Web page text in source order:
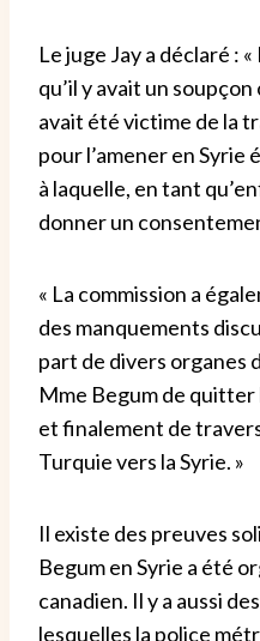
Le juge Jay a déclaré :
qu’il y avait un
avait été victime de la
pour l’amener en Syrie
à laquelle, en tant
donner un
« La commission a
des manquements
part de divers organes
Mme Begum de quitter
et finalement de
Turquie vers la Syrie. »
Il existe des preuves
Begum en Syrie a été
canadien. Il y a aussi
lesquelles la police